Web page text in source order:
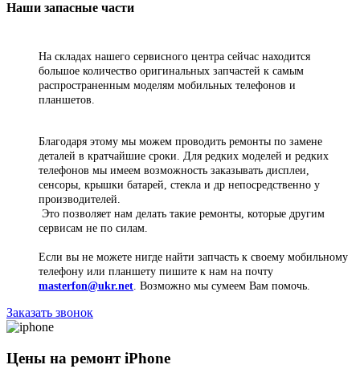
Наши запасные части
На складах нашего сервисного центра сейчас находится
большое количество оригинальных запчастей к самым
распространенным моделям мобильных телефонов и
планшетов.
Благодаря этому мы можем проводить ремонты по замене
деталей в кратчайшие сроки. Для редких моделей и редких
телефонов мы имеем возможность заказывать дисплеи,
сенсоры, крышки батарей, стекла и др непосредственно у
производителей.
Это позволяет нам делать такие ремонты, которые другим
сервисам не по силам.
Если вы не можете нигде найти запчасть к своему мобильному
телефону или планшету пишите к нам на почту
masterfon@ukr.net. Возможно мы сумеем Вам помочь.
Заказать звонок
Цены на ремонт iPhone